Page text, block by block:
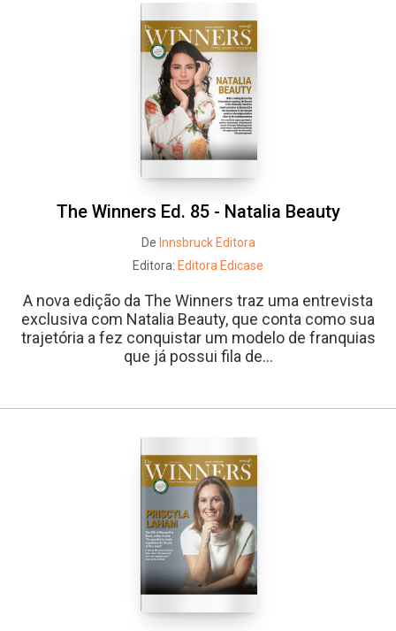
The Winners Ed. 85 - Natalia Beauty
De Innsbruck Editora
Editora: Editora Edicase
A nova edição da The Winners traz uma entrevista
exclusiva com Natalia Beauty, que conta como sua
trajetória a fez conquistar um modelo de franquias
que já possui fila de...
Facebook Twitter